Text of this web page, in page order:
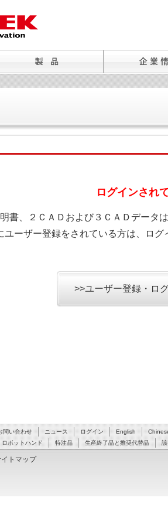
ログインされ
書、２ＣＡＤおよび３ＣＡＤデータ
ユーザー登録をされている方は、ログ
>>ユーザー登録・ロ
問い合わせ ニュース ログイン English
ロボットハンド 特注品 生産終了品と推奨代替品
トマップ